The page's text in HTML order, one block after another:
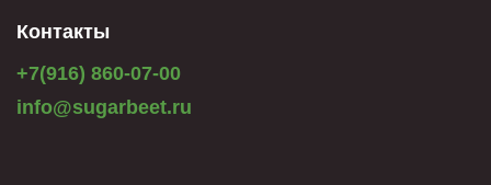
Контакты
+7(916) 860-07-00
info@sugarbeet.ru